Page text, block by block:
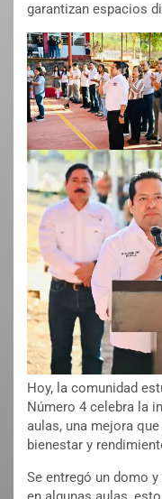
garantizan espacios
Hoy, la comunidad
Número 4 celebra la
aulas, una mejora
bienestar y
Se entregó un domo